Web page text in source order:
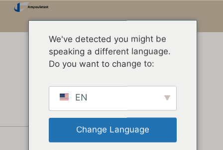
We've detected you might be
speaking a different language.
Do you want to change to:
EN
Change Language